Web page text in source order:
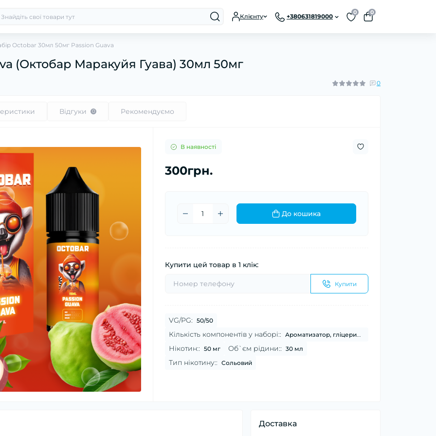
Клієнту +380631819000
0 0
Octobar 30мл 50мг Passion Guava
(Октобар Маракуйя Гуава) 30мл 50мг
0
Відгуки 0 Рекомендуємо
В наявності
300грн.
До кошика
Купити цей товар в 1 клік:
Купити
VG/PG: 50/50
Кількість компонентів у наборі:: Ароматизатор, гліцерин, нікотин
Нікотин:: 50 мг Об`єм рідини:: 30 мл
Тип нікотину:: Сольовий
Доставка